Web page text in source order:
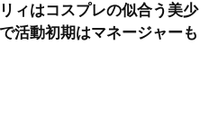
ィはコスプレの似合う美少
活動初期はマネージャーも